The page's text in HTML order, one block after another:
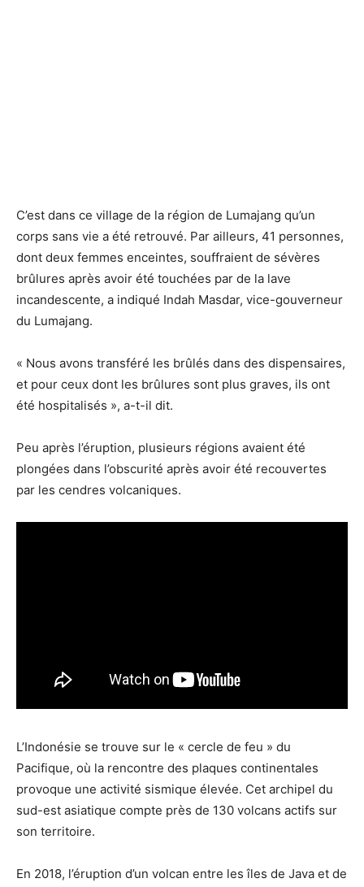
C’est dans ce village de la région de Lumajang qu’un
corps sans vie a été retrouvé. Par ailleurs, 41 personnes,
dont deux femmes enceintes, souffraient de sévères
brûlures après avoir été touchées par de la lave
incandescente, a indiqué Indah Masdar, vice-gouverneur
du Lumajang.
« Nous avons transféré les brûlés dans des dispensaires,
et pour ceux dont les brûlures sont plus graves, ils ont
été hospitalisés », a-t-il dit.
Peu après l’éruption, plusieurs régions avaient été
plongées dans l’obscurité après avoir été recouvertes
par les cendres volcaniques.
L’Indonésie se trouve sur le « cercle de feu » du
Pacifique, où la rencontre des plaques continentales
provoque une activité sismique élevée. Cet archipel du
sud-est asiatique compte près de 130 volcans actifs sur
son territoire.
En 2018, l’éruption d’un volcan entre les îles de Java et de